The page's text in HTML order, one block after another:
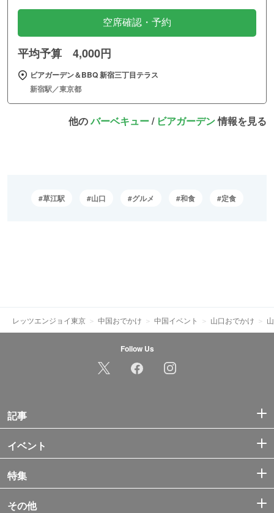
空席確認・予約
平均予算 4,000円
ビアガーデン＆BBQ 新宿三丁目テラス
新宿駅／東京都
他のバーベキュー/ ビアガーデン情報を見る
草江駅 山口 グルメ 和食 定食
レッツエンジョイ東京 中国おでかけ 中国イベント 山口おでかけ
Follow Us
記事
イベント
特集
その他